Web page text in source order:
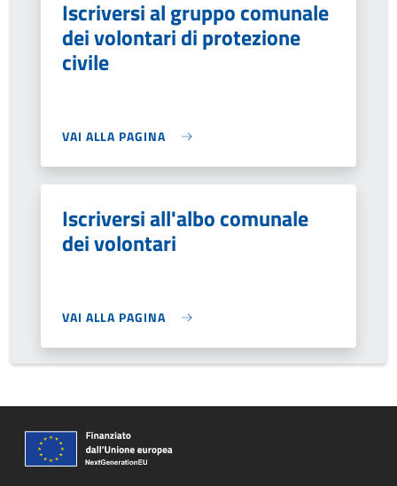
Iscriversi al gruppo comunale
dei volontari di protezione
civile
VAI ALLA PAGINA
Iscriversi all'albo comunale
dei volontari
VAI ALLA PAGINA